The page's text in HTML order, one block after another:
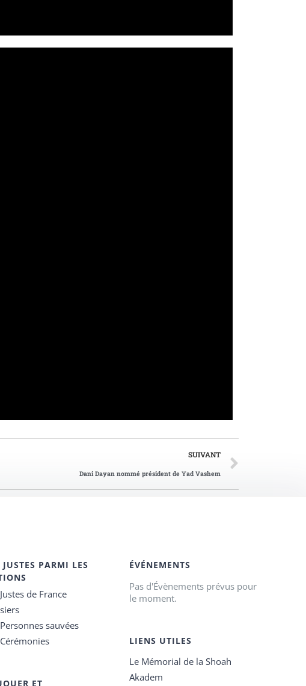
SUIVANT
Dani Dayan nommé président de Yad Vashem
JUSTES PARMI LES
de France
sauvées
ET
ÉVÉNEMENTS
Pas d'Évènements prévus pour
le moment.
LIENS UTILES
Le Mémorial de la Shoah
Akadem